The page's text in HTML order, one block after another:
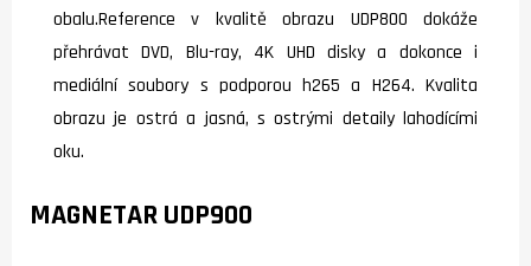
obalu.Reference v kvalitě obrazu UDP800 dokáže
přehrávat DVD, Blu-ray, 4K UHD disky a dokonce i
mediální soubory s podporou h265 a H264. Kvalita
obrazu je ostrá a jasná, s ostrými detaily lahodícími
oku.
MAGNETAR UDP900